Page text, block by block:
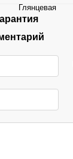
Глянцевая